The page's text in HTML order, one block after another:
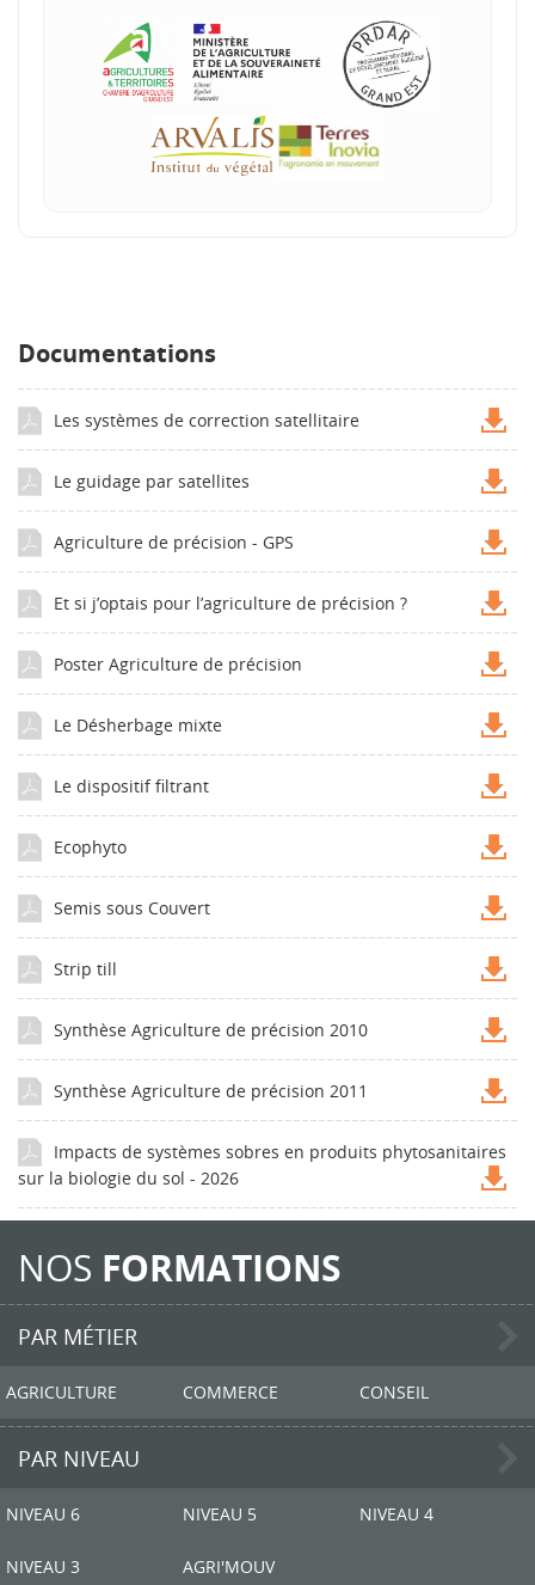
Documentations
Les systèmes de correction satellitaire
Le guidage par satellites
Agriculture de précision - GPS
Et si j’optais pour l’agriculture de précision ?
Poster Agriculture de précision
Le Désherbage mixte
Le dispositif filtrant
Ecophyto
Semis sous Couvert
Strip till
Synthèse Agriculture de précision 2010
Synthèse Agriculture de précision 2011
Impacts de systèmes sobres en produits phytosanitaires
sur la biologie du sol - 2026
NOS FORMATIONS
PAR MÉTIER
AGRICULTURE COMMERCE CONSEIL
PAR NIVEAU
NIVEAU 6 NIVEAU 5 NIVEAU 4
NIVEAU 3 AGRI'MOUV